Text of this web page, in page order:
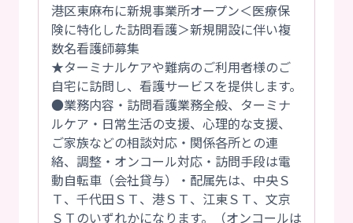
港区東麻布に新規事業所オープン＜医療保
険に特化した訪問看護＞新規開設に伴い複
数名看護師募集
★ターミナルケアや難病のご利用者様のご
自宅に訪問し、看護サービスを提供します。
●業務内容・訪問看護業務全般、ターミナ
ルケア・日常生活の支援、心理的な支援、
ご家族などの相談対応・関係各所との連
絡、調整・オンコール対応・訪問手段は電
動自転車（会社貸与）・配属先は、中央Ｓ
Ｔ、千代田ＳＴ、港ＳＴ、江東ＳＴ、文京
ＳＴのいずれかになります。（オンコールは